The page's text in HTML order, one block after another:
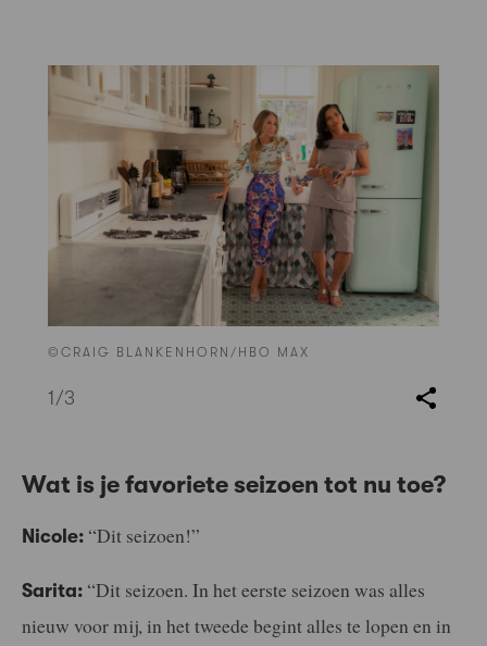
©CRAIG BLANKENHORN/HBO MAX
1 /3
Wat is je favoriete seizoen tot nu toe?
Nicole: “Dit seizoen!”
Sarita: “Dit seizoen. In het eerste seizoen was alles
nieuw voor mij, in het tweede begint alles te lopen en in